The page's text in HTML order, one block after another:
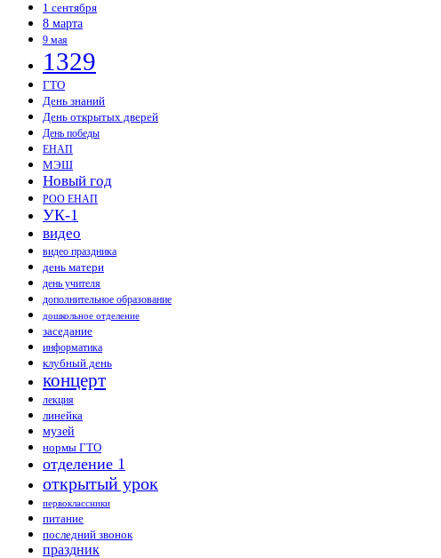
1 сентября
8 марта
9 мая
1329
ГТО
День знаний
День открытых дверей
День победы
ЕНАП
МЭШ
Новый год
РОО ЕНАП
УК-1
видео
видео праздника
день матери
день учителя
дополнительное образование
дошкольное отделение
заседание
информатика
клубный день
концерт
лекция
линейка
музей
нормы ГТО
отделение 1
открытый урок
первоклассники
питание
последний звонок
праздник